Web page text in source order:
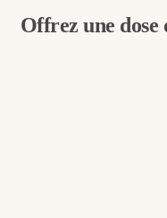
Offrez une dose